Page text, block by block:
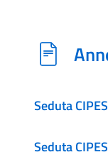
Seduta
Seduta